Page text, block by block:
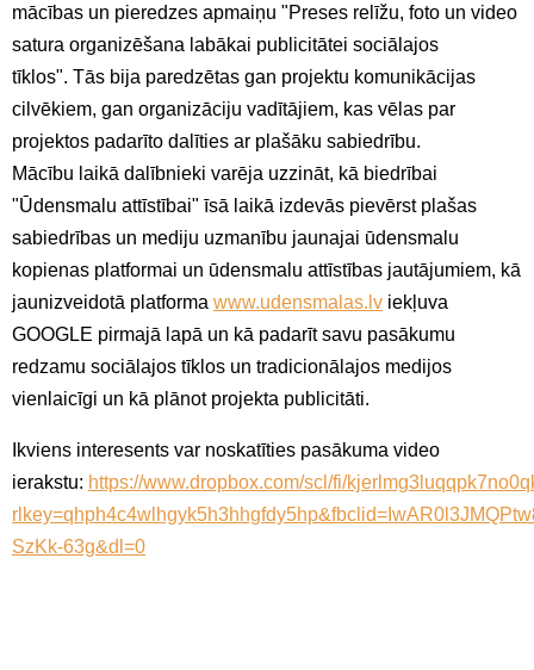
mācības un pieredzes apmaiņu "Preses relīžu, foto un video
satura organizēšana labākai publicitātei sociālajos
tīklos". Tās bija paredzētas gan projektu komunikācijas
cilvēkiem, gan organizāciju vadītājiem, kas vēlas par
projektos padarīto dalīties ar plašāku sabiedrību.
Mācību laikā dalībnieki varēja uzzināt, kā biedrībai
"Ūdensmalu attīstībai" īsā laikā izdevās pievērst plašas
sabiedrības un mediju uzmanību jaunajai ūdensmalu
kopienas platformai un ūdensmalu attīstības jautājumiem, kā
jaunizveidotā platforma www.udensmalas.lv iekļuva
GOOGLE pirmajā lapā un kā padarīt savu pasākumu
redzamu sociālajos tīklos un tradicionālajos medijos
vienlaicīgi un kā plānot projekta publicitāti.
Ikviens interesents var noskatīties pasākuma video
ierakstu: https://www.dropbox.com/scl/fi/
SzKk-63g&dl=0